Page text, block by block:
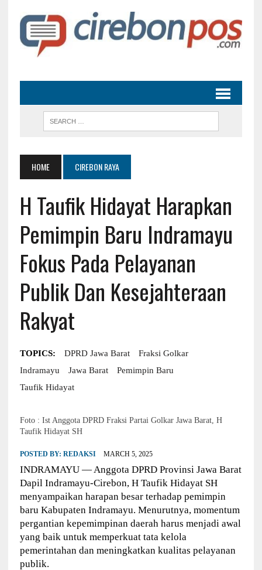
HOME CIREBON RAYA
H Taufik Hidayat Harapkan
Pemimpin Baru Indramayu
Fokus Pada Pelayanan
Publik Dan Kesejahteraan
Rakyat
TOPICS: DPRD Jawa Barat
Fraksi Golkar
Indramayu
Jawa Barat
Pemimpin Baru
Taufik Hidayat
Foto : Ist Anggota DPRD Fraksi Partai Golkar Jawa Barat, H
Taufik Hidayat SH
POSTED BY: REDAKSI MARCH 5, 2025
INDRAMAYU — Anggota DPRD Provinsi Jawa Barat
Dapil Indramayu-Cirebon, H Taufik Hidayat SH
menyampaikan harapan besar terhadap pemimpin
baru Kabupaten Indramayu. Menurutnya, momentum
pergantian kepemimpinan daerah harus menjadi awal
yang baik untuk memperkuat tata kelola
pemerintahan dan meningkatkan kualitas pelayanan
publik.